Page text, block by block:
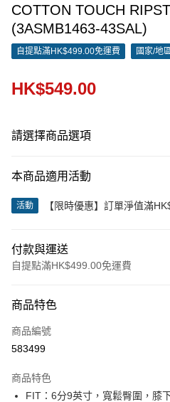
COTTON TOUCH
(3ASMB1463-43SAL)
自提點滿HK$499.00免運費 國家/地
HK$549.00
請選擇商品選項
本商品適用活動
活動
【限時優惠】訂單淨值滿
付款與運送
自提點滿HK$499.00免運費
信用卡
Apple Pay
AlipayHK
商品特色
商品編號
583499
商品特色
FIT：6分9英寸，寬鬆臀圍，膝